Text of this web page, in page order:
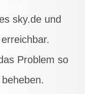
sky.de und
Problem so